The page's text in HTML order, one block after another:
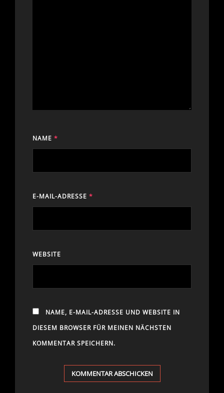
NAME *
E-MAIL-ADRESSE *
WEBSITE
NAME, E-MAIL-ADRESSE UND WEBSITE IN
DIESEM BROWSER FÜR MEINEN NÄCHSTEN
KOMMENTAR SPEICHERN.